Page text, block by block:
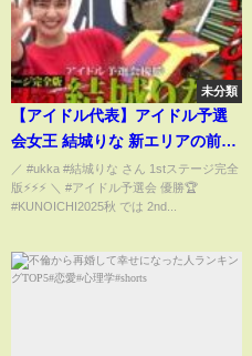
未分類
【アイドル代表】アイドル予選
会女王 結城りな 新エリアの前に
涙 #SASUKE2025 1stステージ
完全版 #ukka
／ #ukka #結城りな さん 1stステージ完全
版⚡️⚡️⚡️ ＼ #アイドル予選会 優勝🏆
#KUNOICHI2025秋 では 2nd...